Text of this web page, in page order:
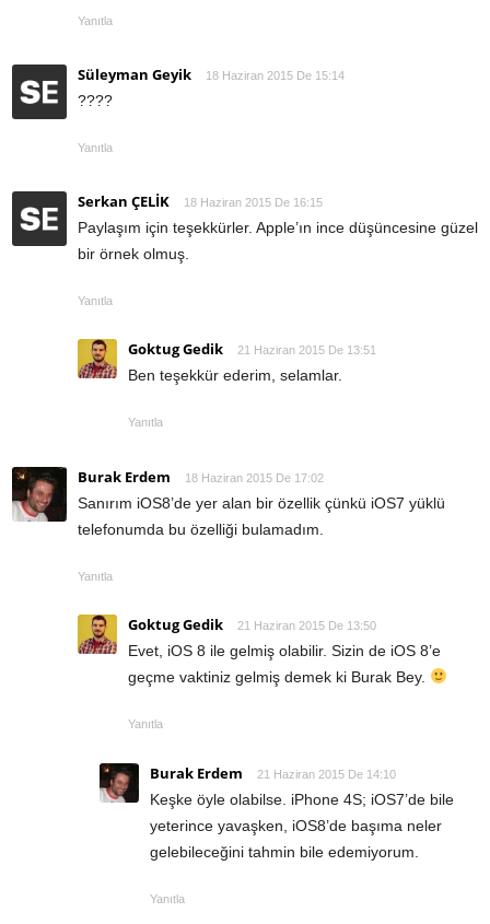
Yanıtla
Süleyman Geyik 18 Haziran 2015 De 15:14
????
Yanıtla
Serkan ÇELİK 18 Haziran 2015 De 16:15
Paylaşım için teşekkürler. Apple’ın ince düşüncesine güzel
bir örnek olmuş.
Yanıtla
Goktug Gedik 21 Haziran 2015 De 13:51
Ben teşekkür ederim, selamlar.
Yanıtla
Burak Erdem 18 Haziran 2015 De 17:02
Sanırım iOS8’de yer alan bir özellik çünkü iOS7 yüklü
telefonumda bu özelliği bulamadım.
Yanıtla
Goktug Gedik 21 Haziran 2015 De 13:50
Evet, iOS 8 ile gelmiş olabilir. Sizin de iOS 8’e
geçme vaktiniz gelmiş demek ki Burak Bey.
Yanıtla
Burak Erdem 21 Haziran 2015 De 14:10
Keşke öyle olabilse. iPhone 4S; iOS7’de bile
yeterince yavaşken, iOS8’de başıma neler
gelebileceğini tahmin bile edemiyorum.
Yanıtla